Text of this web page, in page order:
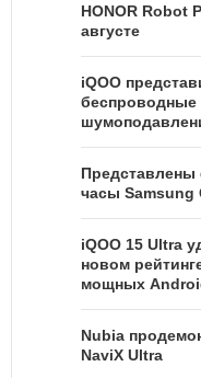
HONOR Robot
августе
iQOO
беспроводные
Представлены
часы Samsung
iQOO 15 Ultra
новом
мощных
Nubia
NaviX Ultra